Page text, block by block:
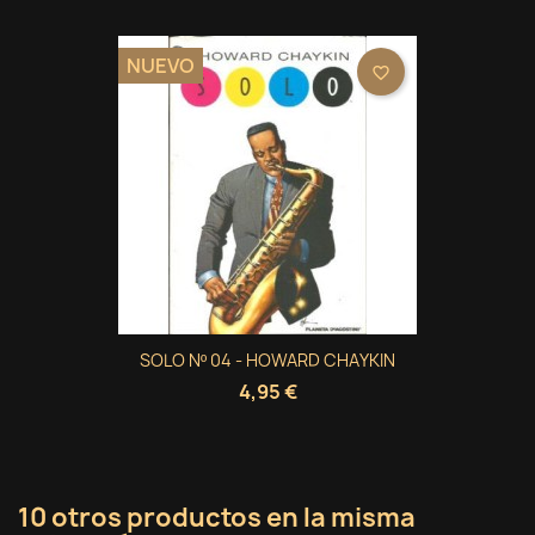
SOLO Nº 04 - HOWARD CHAYKIN
4,95 €
NUEVO favorite_border
10 otros productos en la misma